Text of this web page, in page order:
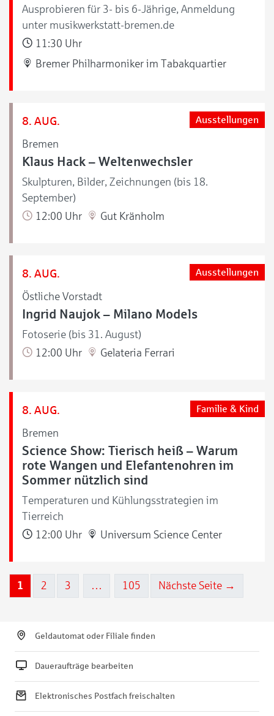
Ausprobieren für 3- bis 6-Jährige, Anmeldung
unter musikwerkstatt-bremen.de
11:30 Uhr
Bremer Philharmoniker im Tabakquartier
8. AUG.
Bremen
Ausstellungen
Klaus Hack – Weltenwechsler
Skulpturen, Bilder, Zeichnungen (bis 18.
September)
12:00 Uhr
Gut Kränholm
8. AUG.
Östliche Vorstadt
Ausstellungen
Ingrid Naujok – Milano Models
Fotoserie (bis 31. August)
12:00 Uhr
Gelateria Ferrari
8. AUG.
Bremen
Familie & Kind
Science Show: Tierisch heiß – Warum
rote Wangen und Elefantenohren im
Sommer nützlich sind
Temperaturen und Kühlungsstrategien im
Tierreich
12:00 Uhr
Universum Science Center
1 2 3 … 105 Nächste Seite →
Geldautomat oder Filiale finden
Daueraufträge bearbeiten
Elektronisches Postfach freischalten